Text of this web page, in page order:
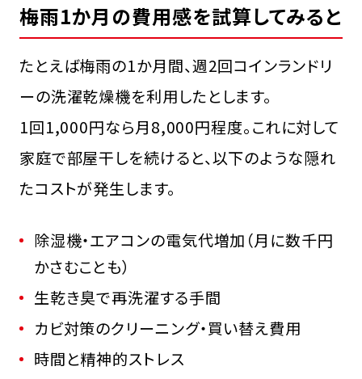
梅雨1か月の費用感を試算してみると
たとえば梅雨の1か月間、週2回コインランドリ
ーの洗濯乾燥機を利用したとします。
1回1,000円なら月8,000円程度。これに対して
家庭で部屋干しを続けると、以下のような隠れ
たコストが発生します。
除湿機・エアコンの電気代増加（月に数千円
かさむことも）
生乾き臭で再洗濯する手間
カビ対策のクリーニング・買い替え費用
時間と精神的ストレス